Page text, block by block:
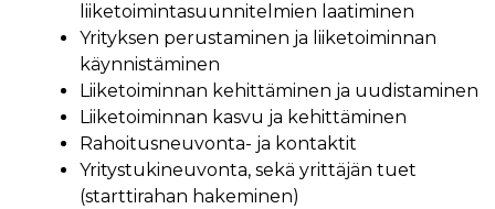
liiketoimintasuunnitelmien laatiminen
Yrityksen perustaminen ja liiketoiminnan
käynnistäminen
Liiketoiminnan kehittäminen ja uudistaminen
Liiketoiminnan kasvu ja kehittäminen
Rahoitusneuvonta- ja kontaktit
Yritystukineuvonta, sekä yrittäjän tuet
(starttirahan hakeminen)